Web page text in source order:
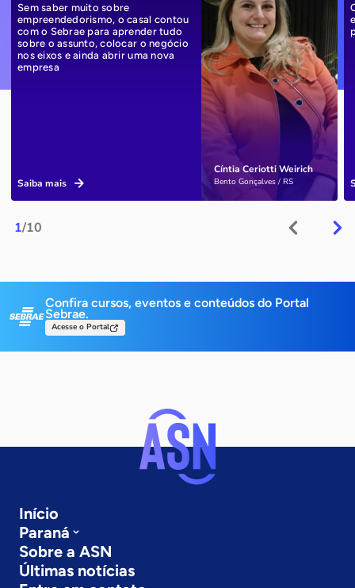
1/10
Cíntia Ceriotti Weirich
Bento Gonçalves / RS
Sem saber muito sobre
empreendedorismo, o casal contou
com o Sebrae para aprender tudo
sobre o assunto, colocar o negócio
nos eixos e ainda abrir uma nova
empresa
Saiba mais
Confira cursos, eventos e conteúdos do Portal
Sebrae.
Acesse o Portal
Início
Paraná
Sobre a ASN
Últimas notícias